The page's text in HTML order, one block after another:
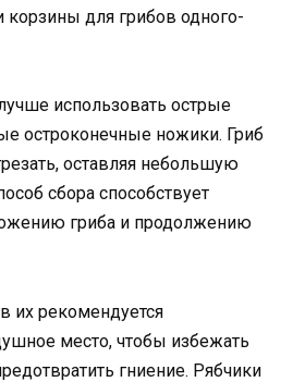
для грибов одного-
использовать острые
остроконечные ножики. Гриб
оставляя небольшую
сбора способствует
гриба и продолжению
их рекомендуется
место, чтобы избежать
гниение. Рябчики